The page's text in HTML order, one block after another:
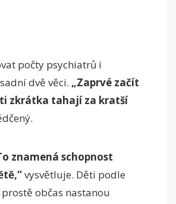
počty psychiatrů i
dvě věci. „Zaprvé začít
zkrátka tahají za kratší
znamená schopnost
vysvětluje. Děti podle
občas nastanou